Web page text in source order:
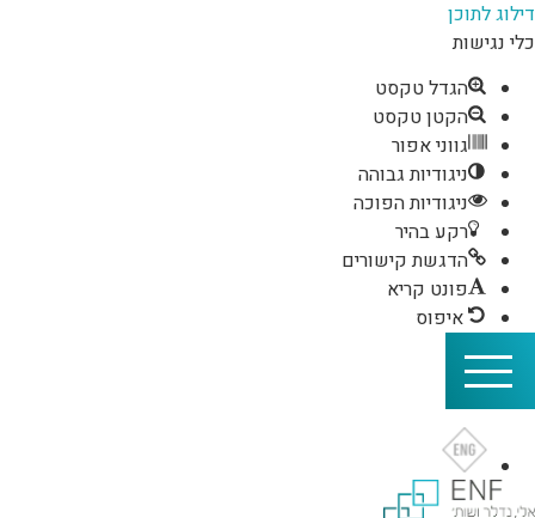
דילוג לתוכן
כלי נגישות
הגדל טקסט
הקטן טקסט
גווני אפור
ניגודיות גבוהה
ניגודיות הפוכה
רקע בהיר
הדגשת קישורים
פונט קריא
איפוס